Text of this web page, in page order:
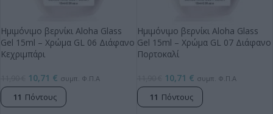
Ημιμόνιμο βερνίκι Aloha Glass
Gel 15ml – Χρώμα GL 06 Διάφανο
Κεχριμπάρι
10,71 € συμπ. Φ.Π.Α
11 Πόντους
Ημιμόνιμο βερνίκι Aloha Glass
Gel 15ml – Χρώμα GL 07 Διάφανο
Πορτοκαλί
10,71 € συμπ. Φ.Π.Α
11 Πόντους